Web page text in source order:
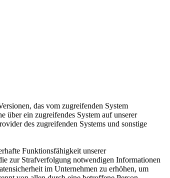
das vom zugreifenden System
über ein zugreifendes System auf unserer
des zugreifenden Systems und sonstige
Funktionsfähigkeit unserer
zur Strafverfolgung notwendigen Informationen
im Unternehmen zu erhöhen, um